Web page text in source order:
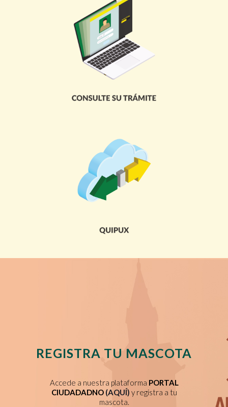
REGISTRA TU MASCOTA
Accede a nuestra plataforma PORTAL
CIUDADADNO (AQUÍ) y registra a tu
mascota.